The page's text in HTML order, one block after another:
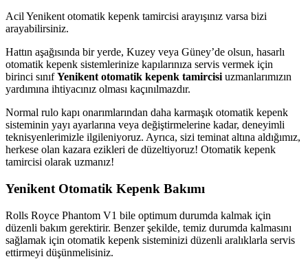
Acil Yenikent otomatik kepenk tamircisi arayışınız varsa bizi
arayabilirsiniz.
Hattın aşağısında bir yerde, Kuzey veya Güney’de olsun, hasarlı
otomatik kepenk sistemlerinize kapılarınıza servis vermek için
birinci sınıfYenikent otomatik kepenk tamircisi uzmanlarımızın
yardımına ihtiyacınız olması kaçınılmazdır.
Normal rulo kapı onarımlarından daha karmaşık otomatik kepenk
sisteminin yayı ayarlarına veya değiştirmelerine kadar, deneyimli
teknisyenlerimizle ilgileniyoruz. Ayrıca, sizi teminat altına aldığımız,
herkese olan kazara ezikleri de düzeltiyoruz! Otomatik kepenk
tamircisi olarak uzmanız!
Yenikent Otomatik Kepenk Bakımı
Rolls Royce Phantom V1 bile optimum durumda kalmak için
düzenli bakım gerektirir. Benzer şekilde, temiz durumda kalmasını
sağlamak için otomatik kepenk sisteminizi düzenli aralıklarla servis
ettirmeyi düşünmelisiniz.